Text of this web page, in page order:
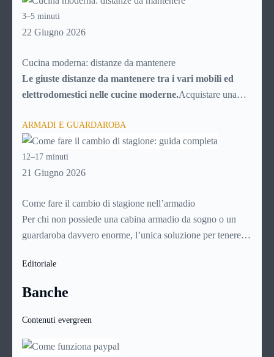
risolverli da soli, senza chiamare il tecnico e risparmiando
quindi soldi.
3–5 minuti
22 Giugno 2026
Cucina moderna: distanze da mantenere
Le giuste distanze da mantenere tra i vari mobili ed
elettrodomestici nelle cucine moderne.Acquistare una
le infinite possibilità messe a disposizione dal mercato. In
realtà la scelta è resa “difficile” proprio dal numero di
possibilità fra cui scegliere, che trasformano l’acquisto della
cucina in una vera e propria impresa, poiché ci si deve
po’ di conoscenza rispetto a ciò che si sta per acquistare, è
possibile affidarsi ai rivenditori, che però non conoscono a
fondo le nostre esigenze e potrebbero non soddisfarle
economico: ogni singolo elemento in più oltre al modello di
base infatti, aumenterà il costo finale.
ARMADI E GUARDAROBA
12–17 minuti
21 Giugno 2026
Come fare il cambio di stagione nell’armadio
Per chi non possiede una cabina armadio da sogno o un
guardaroba davvero enorme, l’unica soluzione per tenere
cambio di stagione. Odiato e temuto momento, il
dove il clima ci mette di fronte a 4 stagioni diverse, con 4
climi differenti e quindi con tanti tipi di tessuti e di capi,
donne.
Editoriale
Banche
Contenuti evergreen